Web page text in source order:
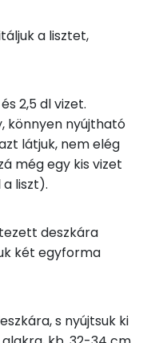
4 kcal
35 kcal
0 kcal
2 kcal
22.8 g
a lisztet,
2,5 dl vizet.
könnyen nyújtható
látjuk, nem elég
még egy kis vizet
liszt).
deszkára
két egyforma
s nyújtsuk ki